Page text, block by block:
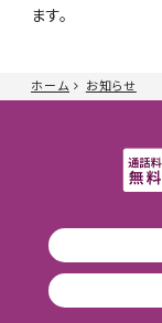
ホーム お知らせ
ます。